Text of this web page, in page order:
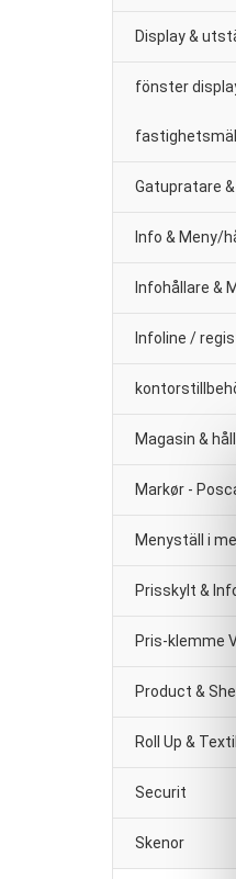
Display &
fönster
Gatupratare &
Info & Meny/
Infohållare &
Infoline /
Magasin &
Markør -
Menyställ i
Prisskylt &
Pris-klemme
Product &
Roll Up &
Securit
Skenor